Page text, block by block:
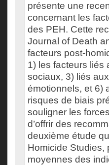
présente une
concernant les
des PEH. Cette
Journal of Death
facteurs post-
1) les facteurs liés
sociaux, 3) liés
émotionnels, et 6)
risques de biais
souligner les
d’offrir des
deuxième étude
Homicide Studies,
moyennes des